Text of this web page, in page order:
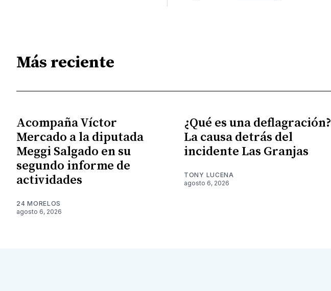
Más reciente
Acompaña Víctor
Mercado a la diputada
Meggi Salgado en su
segundo informe de
actividades
24 MORELOS
agosto 6, 2026
¿Qué es una deflagración?
La causa detrás del
incidente Las Granjas
TONY LUCENA
agosto 6, 2026